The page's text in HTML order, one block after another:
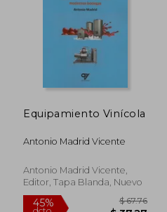
Equipamiento Vinícola
Antonio Madrid Vicente
Antonio Madrid Vicente,
Editor, Tapa Blanda, Nuevo